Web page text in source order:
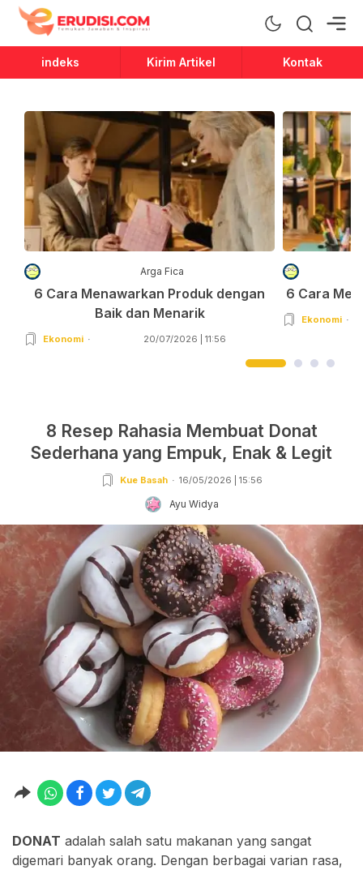
Erudisi
Temukan Jawaban dan Inspirasi
indeks Kirim Artikel Kontak
Arga Fica
6 Cara Menawarkan Produk dengan
Baik dan Menarik
Ekonomi 20/07/2026 | 11:56
6 Cara
Ekonomi
8 Resep Rahasia Membuat Donat
Sederhana yang Empuk, Enak & Legit
Kue Basah 16/05/2026 | 15:56
Ayu Widya
DONAT adalah salah satu makanan yang sangat
digemari banyak orang. Dengan berbagai varian rasa,